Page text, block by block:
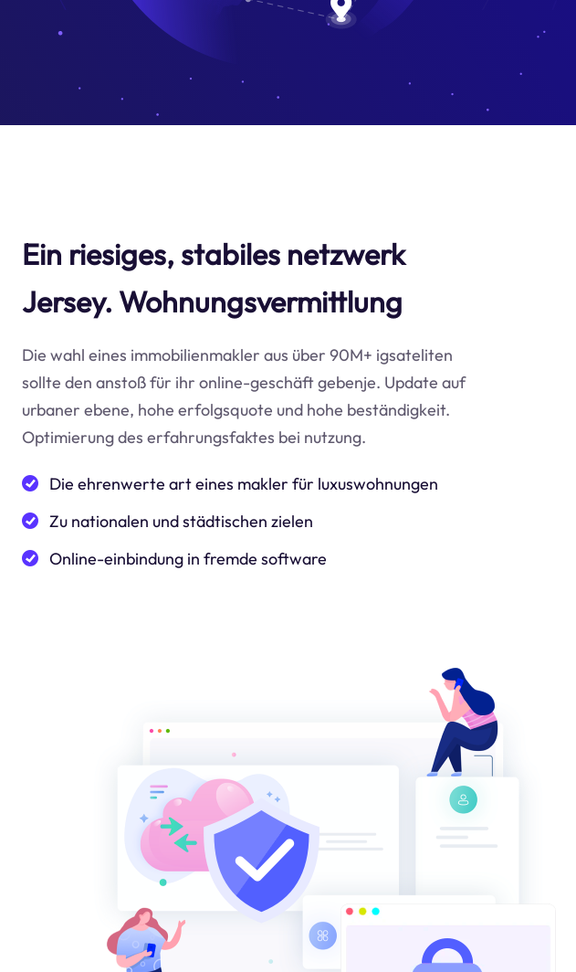
Ein riesiges, stabiles netzwerk
Jersey. Wohnungsvermittlung
Die wahl eines immobilienmakler aus über 90M+ igsateliten
sollte den anstoß für ihr online-geschäft gebenje. Update auf
urbaner ebene, hohe erfolgsquote und hohe beständigkeit.
Optimierung des erfahrungsfaktes bei nutzung.
Die ehrenwerte art eines makler für luxuswohnungen
Zu nationalen und städtischen zielen
Online-einbindung in fremde software